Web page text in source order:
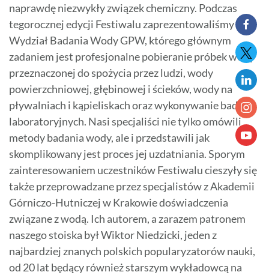
naprawdę niezwykły związek chemiczny. Podczas
tegorocznej edycji Festiwalu zaprezentowaliśmy
Wydział Badania Wody GPW, którego głównym
zadaniem jest profesjonalne pobieranie próbek wody
przeznaczonej do spożycia przez ludzi, wody
powierzchniowej, głębinowej i ścieków, wody na
pływalniach i kąpieliskach oraz wykonywanie badań
laboratoryjnych. Nasi specjaliści nie tylko omówili
metody badania wody, ale i przedstawili jak
skomplikowany jest proces jej uzdatniania. Sporym
zainteresowaniem uczestników Festiwalu cieszyły się
także przeprowadzane przez specjalistów z Akademii
Górniczo-Hutniczej w Krakowie doświadczenia
związane z wodą. Ich autorem, a zarazem patronem
naszego stoiska był Wiktor Niedzicki, jeden z
najbardziej znanych polskich popularyzatorów nauki,
od 20 lat będący również starszym wykładowcą na